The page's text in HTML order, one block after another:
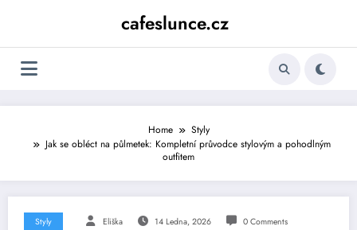
cafeslunce.cz
Home
Styly
Jak se obléct na půlmetek: Kompletní průvodce stylovým a pohodlným
outfitem
Styly Eliška 14 Ledna, 2026 0 Comments